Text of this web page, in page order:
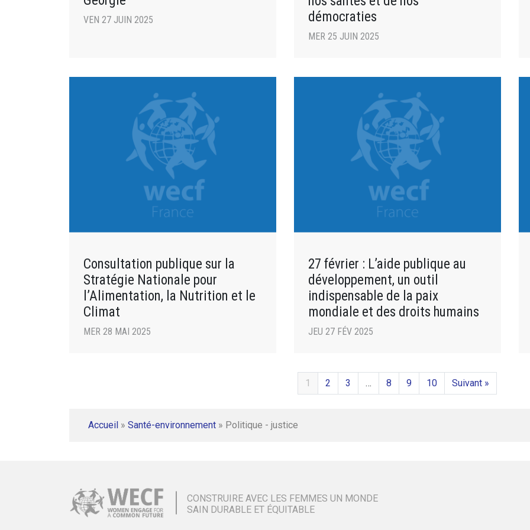
VEN 27 JUIN 2025
démocraties
MER 25 JUIN 2025
Consultation publique sur la
Stratégie Nationale pour
l’Alimentation, la Nutrition et le
Climat
MER 28 MAI 2025
27 février : L’aide publique au
développement, un outil
indispensable de la paix
mondiale et des droits humains
JEU 27 FÉV 2025
1 2 3 … 8 9 10 Suivant »
Accueil » Santé-environnement » Politique - justice
CONSTRUIRE AVEC LES FEMMES UN MONDE
SAIN DURABLE ET ÉQUITABLE